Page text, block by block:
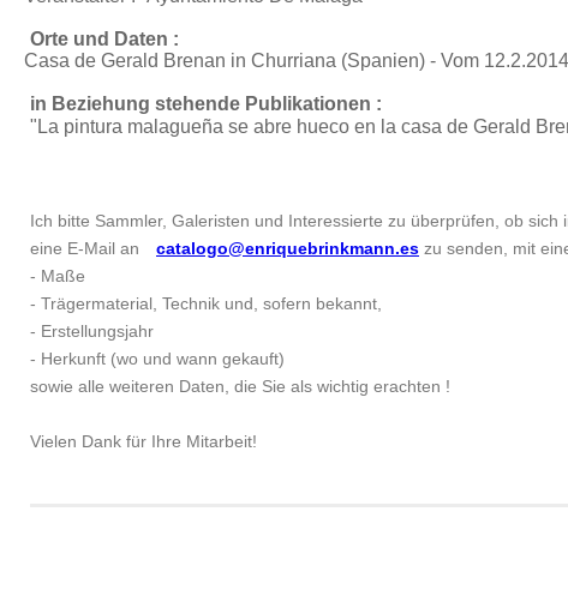
Orte und Daten :
Casa de Gerald Brenan in Churriana (Spanien) - Vom
in Beziehung stehende Publikationen :
"La pintura malagueña se abre hueco en la casa de Gerald
Ich bitte Sammler, Galeristen und Interessierte zu überprüfen, ob
eine E-Mail an
catalogo@enriquebrinkmann.es zu senden, mit
- Maße
- Trägermaterial, Technik und, sofern bekannt,
- Erstellungsjahr
- Herkunft (wo und wann gekauft)
sowie alle weiteren Daten, die Sie als wichtig erachten !
Vielen Dank für Ihre Mitarbeit!